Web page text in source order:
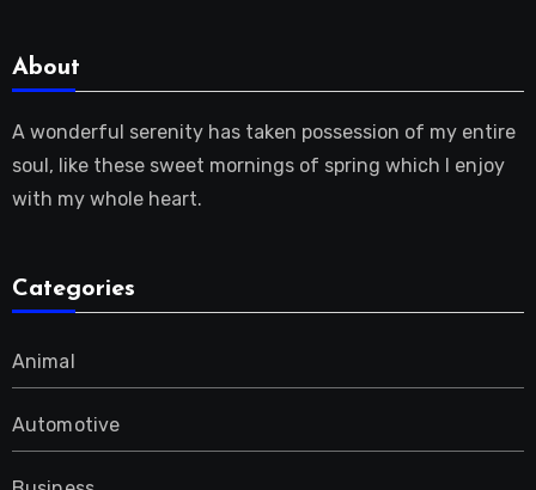
About
A wonderful serenity has taken possession of my entire
soul, like these sweet mornings of spring which I enjoy
with my whole heart.
Categories
Animal
Automotive